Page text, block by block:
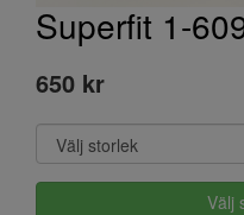
Superfit 1-
650 kr
Välj